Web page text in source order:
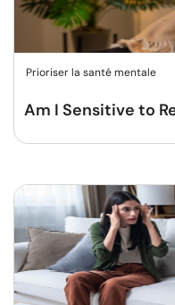
Prioriser la santé mentale
Am I Sensitive to